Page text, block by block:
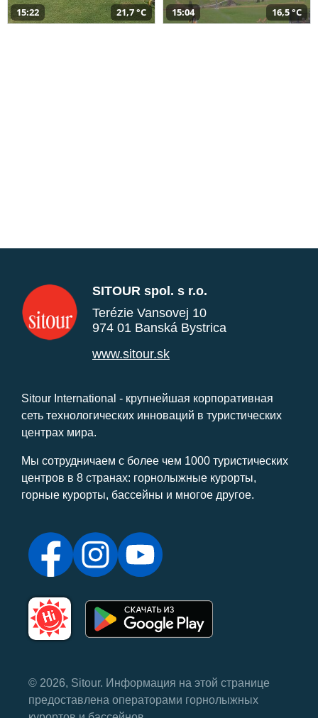
15:22 21,7 °C 15:04 16,5 °C
SITOUR spol. s r.o.
Terézie Vansovej 10
974 01 Banská Bystrica
www.sitour.sk
Sitour International - крупнейшая корпоративная
сеть технологических инноваций в туристических
центрах мира.
Мы сотрудничаем с более чем 1000 туристических
центров в 8 странах: горнолыжные курорты,
горные курорты, бассейны и многое другое.
© 2026, Sitour. Информация на этой странице
предоставлена ​​операторами горнолыжных